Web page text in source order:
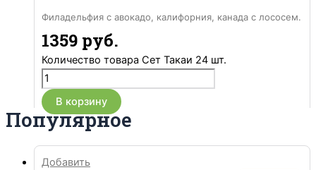
Филадельфия с авокадо, калифорния, канада с лососем.
1359 руб.
Количество товара Сет Такаи 24 шт.
В корзину
Популярное
Добавить